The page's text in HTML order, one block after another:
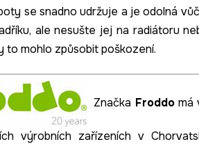
se snadno udržuje a je odolná
ale nesušte jej na radiátoru
to mohlo způsobit poškození.
Značka Froddomá
výrobních zařízeních v